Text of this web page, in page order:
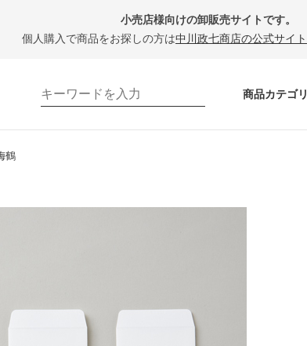
小売店様向けの卸販売サイトです。
個人購入で商品をお探しの方は中川政七商店の公式サイト
商品カテゴリ
鶴